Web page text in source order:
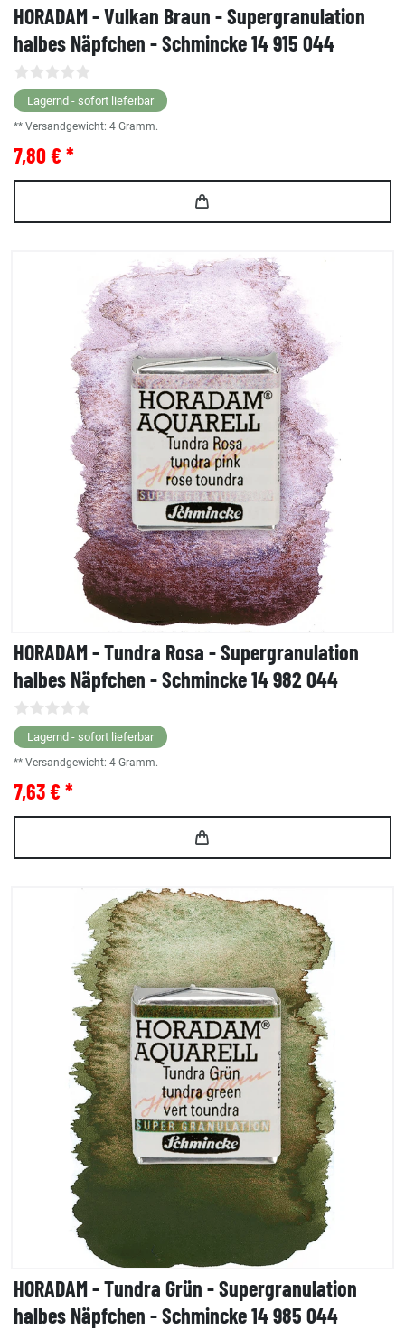
HORADAM - Vulkan Braun - Supergranulation
halbes Näpfchen - Schmincke 14 915 044
Lagernd - sofort lieferbar
** Versandgewicht: 4 Gramm.
7,80 € *
HORADAM - Tundra Rosa - Supergranulation
halbes Näpfchen - Schmincke 14 982 044
Lagernd - sofort lieferbar
** Versandgewicht: 4 Gramm.
7,63 € *
HORADAM - Tundra Grün - Supergranulation
halbes Näpfchen - Schmincke 14 985 044